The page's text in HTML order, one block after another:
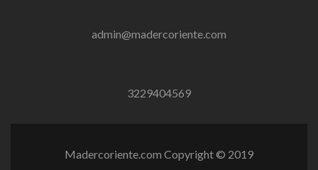
admin@madercoriente.com
3229404569
Madercoriente.com Copyright © 2019